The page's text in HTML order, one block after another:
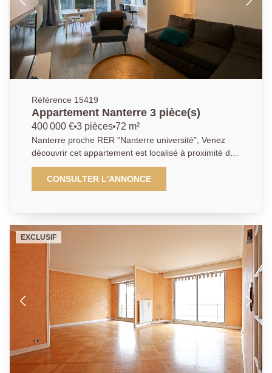
marché, écoles et commerces à 5 min.
01.40.97.07.07 AP/BV
Référence 15419
Appartement Nanterre 3 pièce(s)
400 000 € 3 pièces 72 m²
Nanterre proche RER "Nanterre université", Venez
découvrir cet appartement est localisé à proximité de
toutes les commodités, des écoles. Son emplacement
à 2 minutes à pied du RER et à 10 minutes de la
Défense, est un de ses atouts. Cet appartement
Les deux pièces possèdent un accès à une terrasse.
Pour accéder au coin, un dégagement qui dessert
d'acquérir le parking en supplément. Nous contactez :
01 40 97 07 07 AP/LT
CONSULTER L'ANNONCE
EXCLUSIF